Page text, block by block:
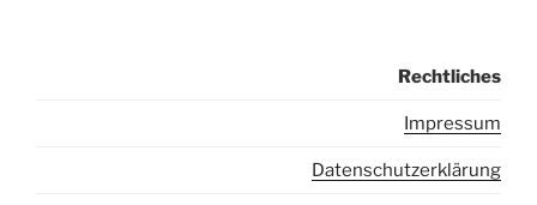
Rechtliches
mpressum
Datenschutzerklärung